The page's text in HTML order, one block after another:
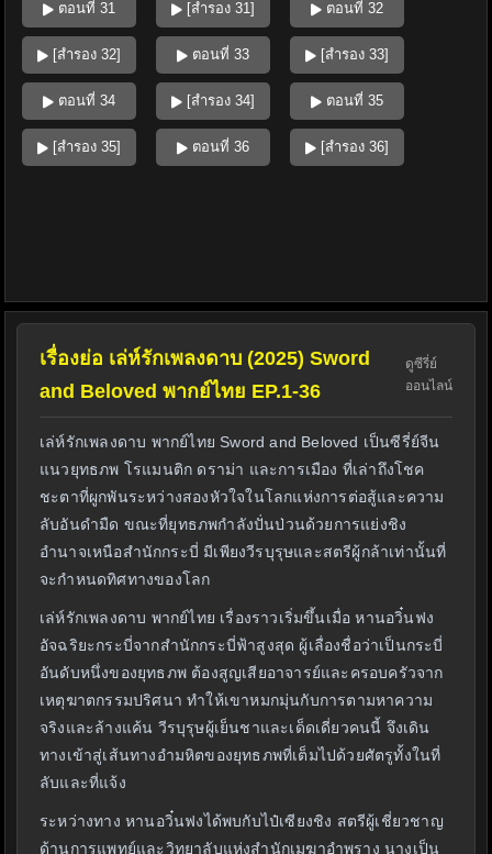
ตอนที่ 31 [สำรอง 31] ตอนที่ 32
[สำรอง 32] ตอนที่ 33 [สำรอง 33]
ตอนที่ 34 [สำรอง 34] ตอนที่ 35
[สำรอง 35] ตอนที่ 36 [สำรอง 36]
เรื่องย่อ เล่ห์รักเพลงดาบ (2025) Sword
and Beloved พากย์ไทย EP.1-36
ดูซีรี่ย์
ออนไลน์
เล่ห์รักเพลงดาบ พากย์ไทย Sword and Beloved เป็นซีรี่ย์จีน
แนวยุทธภพ โรแมนติก ดราม่า และการเมือง ที่เล่าถึงโชค
ชะตาที่ผูกพันระหว่างสองหัวใจในโลกแห่งการต่อสู้และความ
ลับอันดำมืด ขณะที่ยุทธภพกำลังปั่นป่วนด้วยการแย่งชิง
อำนาจเหนือสำนักกระบี่ มีเพียงวีรบุรุษและสตรีผู้กล้าเท่านั้นที่
จะกำหนดทิศทางของโลก
เล่ห์รักเพลงดาบ พากย์ไทย เรื่องราวเริ่มขึ้นเมื่อ หานอวิ๋นฟง
อัจฉริยะกระบี่จากสำนักกระบี่ฟ้าสูงสุด ผู้เลื่องชื่อว่าเป็นกระบี่
อันดับหนึ่งของยุทธภพ ต้องสูญเสียอาจารย์และครอบครัวจาก
เหตุฆาตกรรมปริศนา ทำให้เขาหมกมุ่นกับการตามหาความ
จริงและล้างแค้น วีรบุรุษผู้เย็นชาและเด็ดเดี่ยวคนนี้ จึงเดิน
ทางเข้าสู่เส้นทางอำมหิตของยุทธภพที่เต็มไปด้วยศัตรูทั้งในที่
ลับและที่แจ้ง
ระหว่างทาง หานอวิ๋นฟงได้พบกับไป๋เซียงชิง สตรีผู้เชี่ยวชาญ
ด้านการแพทย์และวิทยาลับแห่งสำนักเมฆาอำพราง นางเป็น